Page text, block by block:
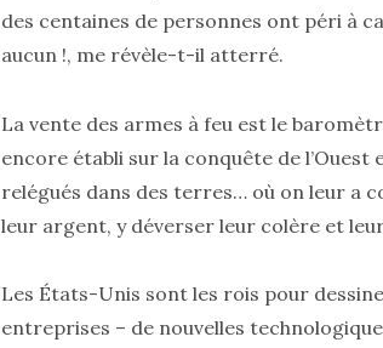
des centaines de personnes ont péri à
aucun !, me révèle-t-il atterré.
La vente des armes à feu est le
encore établi sur la conquête de l’Ouest
relégués dans des terres… où on leur a
leur argent, y déverser leur colère et
Les États-Unis sont les rois pour
entreprises – de nouvelles